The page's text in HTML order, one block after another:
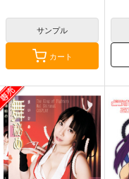
サンプル
カート